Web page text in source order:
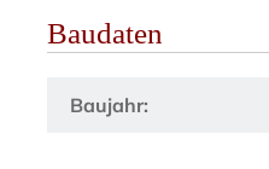
Baudaten
Baujahr: